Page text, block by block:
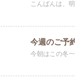
こんばんは、
今週のご予
今朝はこの冬